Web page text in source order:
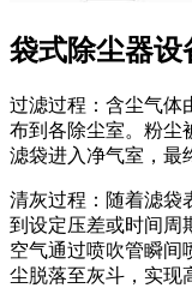
袋式除尘器设
过滤过程：含尘气体
布到各除尘室。粉尘
滤袋进入净气室，最
清灰过程：随着滤袋
到设定压差或时间周
空气通过喷吹管瞬间
尘脱落至灰斗，实现